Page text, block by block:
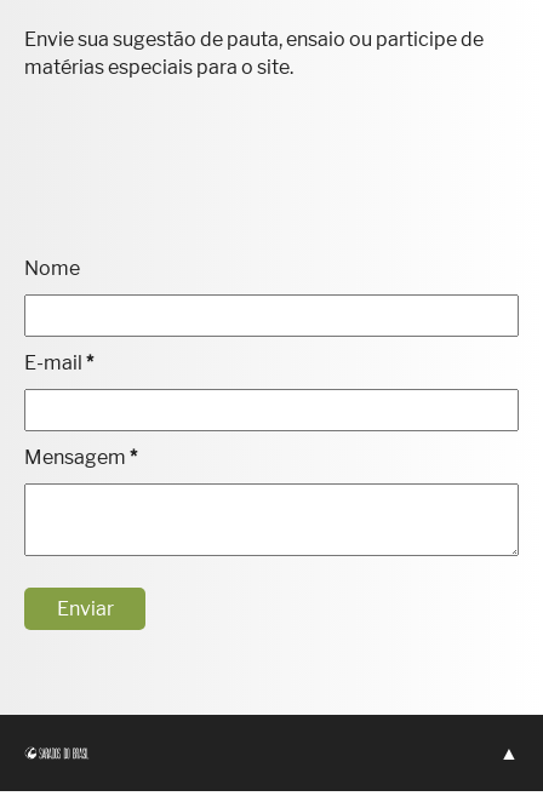
Envie sua sugestão de pauta, ensaio ou participe de
matérias especiais para o site.
Nome
E-mail *
Mensagem *
▲